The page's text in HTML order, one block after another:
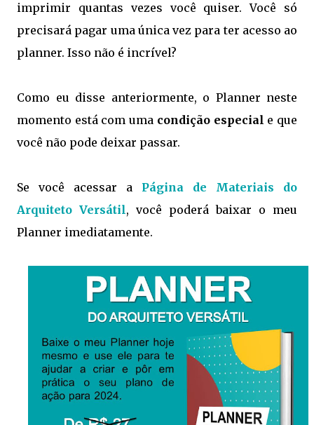
imprimir quantas vezes você quiser. Você só
precisará pagar uma única vez para ter acesso ao
planner. Isso não é incrível?
Como eu disse anteriormente, o Planner neste
momento está com uma condição especial e que
você não pode deixar passar.
Se você acessar a Página de Materiais do
Arquiteto Versátil, você poderá baixar o meu
Planner imediatamente.